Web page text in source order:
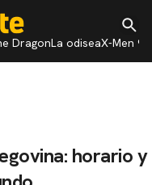
DragonLa odiseaX-Men 97
horario y